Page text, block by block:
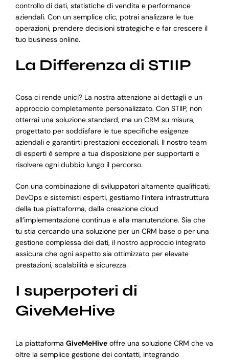
controllo di dati, statistiche di vendita e performance
aziendali. Con un semplice clic, potrai analizzare le tue
operazioni, prendere decisioni strategiche e far crescere il
tuo business online.
La Differenza di STIIP
Cosa ci rende unici? La nostra attenzione ai dettagli e un
approccio completamente personalizzato. Con STIIP, non
otterrai una soluzione standard, ma un CRM su misura,
progettato per soddisfare le tue specifiche esigenze
aziendali e garantirti prestazioni eccezionali. Il nostro team
di esperti è sempre a tua disposizione per supportarti e
risolvere ogni dubbio lungo il percorso.
Con una combinazione di sviluppatori altamente qualificati,
DevOps e sistemisti esperti, gestiamo l’intera infrastruttura
della tua piattaforma, dalla creazione cloud
all’implementazione continua e alla manutenzione. Sia che
tu stia cercando una soluzione per un CRM base o per una
gestione complessa dei dati, il nostro approccio integrato
assicura che ogni aspetto sia ottimizzato per elevate
prestazioni, scalabilità e sicurezza.
I superpoteri di
GiveMeHive
La piattaforma GiveMeHiveoffre una soluzione CRM che va
oltre la semplice gestione dei contatti, integrando